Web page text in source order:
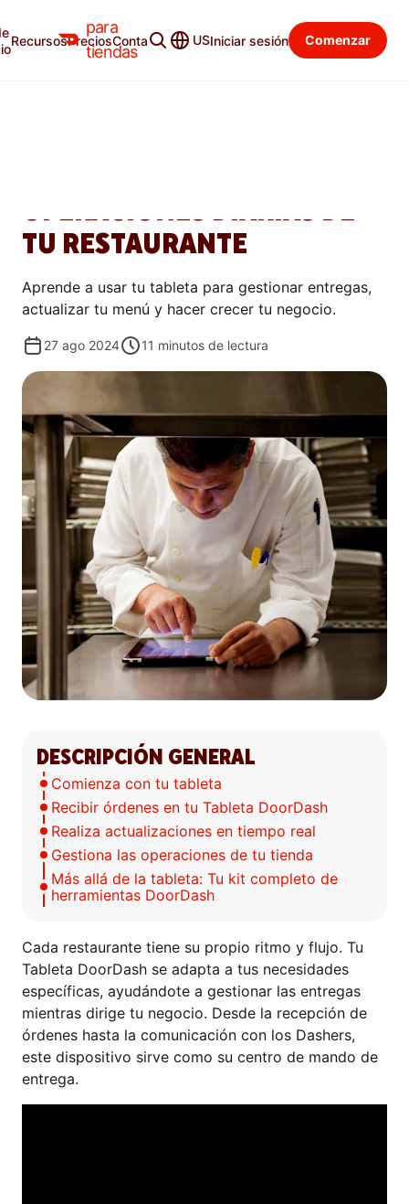
para
tiendas
RecursosPreciosContacto USIniciar sesión Comenzar
Centro de aprendizaje Categorías
OPERACIONES DIARIAS DE
TU RESTAURANTE
Aprende a usar tu tableta para gestionar entregas,
actualizar tu menú y hacer crecer tu negocio.
27 ago 2024 11 minutos de lectura
DESCRIPCIÓN GENERAL
Comienza con tu tableta
Recibir órdenes en tu Tableta DoorDash
Realiza actualizaciones en tiempo real
Gestiona las operaciones de tu tienda
Más allá de la tableta: Tu kit completo de
herramientas DoorDash
Cada restaurante tiene su propio ritmo y flujo. Tu
Tableta DoorDash se adapta a tus necesidades
específicas, ayudándote a gestionar las entregas
mientras dirige tu negocio. Desde la recepción de
órdenes hasta la comunicación con los Dashers,
este dispositivo sirve como su centro de mando de
entrega.